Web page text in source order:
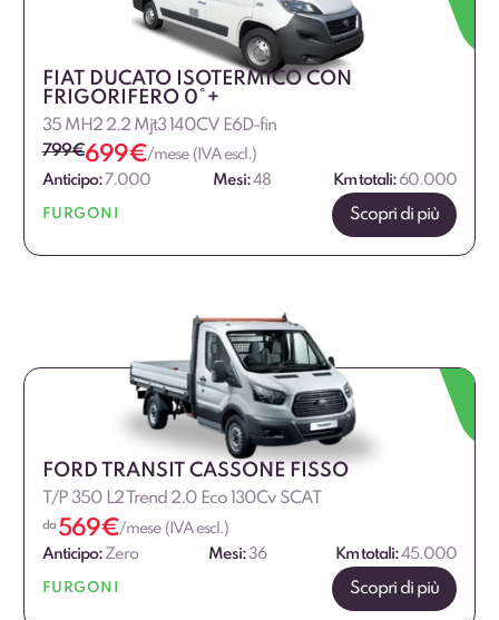
FIAT DUCATO ISOTERMICO CON
FRIGORIFERO 0°+
35 MH2 2.2 Mjt3 140CV E6D-fin
799€699€/mese (IVA escl.)
Anticipo:7.000 Mesi:48 Km totali: 60.000
FURGONI Scopri di più
FORD TRANSIT CASSONE FISSO
T/P 350 L2 Trend 2.0 Eco 130Cv SCAT
da 569€/mese (IVA escl.)
Anticipo: Zero Mesi:36 Km totali:45.000
FURGONI Scopri di più